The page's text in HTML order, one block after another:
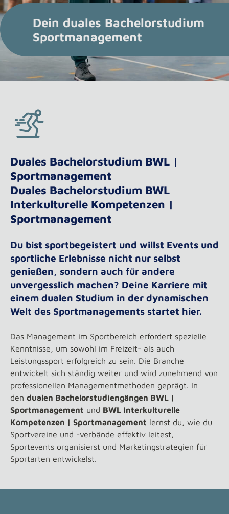
Dein duales Bachelorstudium
Sportmanagement
Duales Bachelorstudium BWL |
Sportmanagement
Duales Bachelorstudium BWL
Interkulturelle Kompetenzen |
Sportmanagement
Du bist sportbegeistert und willst Events und
sportliche Erlebnisse nicht nur selbst
genießen, sondern auch für andere
unvergesslich machen? Deine Karriere mit
einem dualen Studium in der dynamischen
Welt des Sportmanagements startet hier.
Das Management im Sportbereich erfordert spezielle
Kenntnisse, um sowohl im Freizeit- als auch
Leistungssport erfolgreich zu sein. Die Branche
entwickelt sich ständig weiter und wird zunehmend von
professionellen Managementmethoden geprägt. In
den dualen Bachelorstudiengängen BWL |
Sportmanagement und BWL Interkulturelle
Kompetenzen | Sportmanagement lernst du, wie du
Sportvereine und -verbände effektiv leitest,
Sportevents organisierst und Marketingstrategien für
Sportarten entwickelst.